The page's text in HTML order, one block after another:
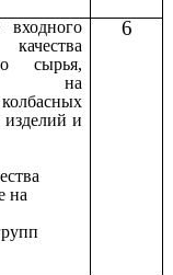
сырья,
на
и
на
6